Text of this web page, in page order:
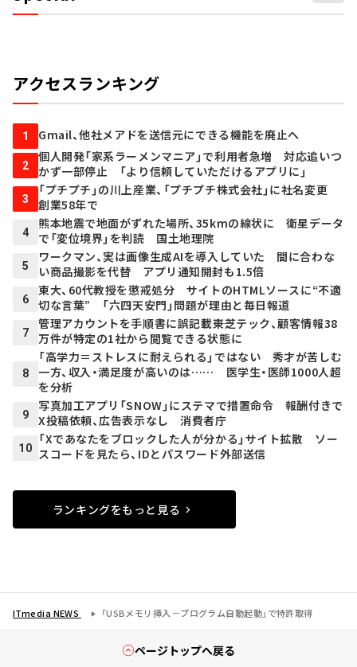
アクセスランキング
1 Gmail、他社メアドを送信元にできる機能を廃止へ
2
個人開発「家系ラーメンマニア」で利用者急増 対応追いつ
かず一部停止 「より信頼していただけるアプリに」
3
「プチプチ」の川上産業、「プチプチ株式会社」に社名変更
創業58年で
4
熊本地震で地面がずれた場所、35kmの線状に 衛星データ
で「変位境界」を判読 国土地理院
5
ワークマン、実は画像生成AIを導入していた 間に合わな
い商品撮影を代替 アプリ通知開封も1.5倍
6
東大、60代教授を懲戒処分 サイトのHTMLソースに“不適
切な言葉” 「六四天安門」問題が理由と毎日報道
7
管理アカウントを手順書に誤記載――東芝テック、顧客情報38
万件が特定の1社から閲覧できる状態に
8
「高学力＝ストレスに耐えられる」ではない 秀才が苦しむ
一方、収入・満足度が高いのは…… 医学生・医師1000人超
を分析
9
写真加工アプリ「SNOW」にステマで措置命令 報酬付きで
X投稿依頼、広告表示なし 消費者庁
10
「Xであなたをブロックした人が分かる」サイト拡散 ソー
スコードを見たら、IDとパスワード外部送信
ランキングをもっと見る
ITmedia NEWS 「USBメモリ挿入－プログラム自動起動」で特許取得
ページトップへ戻る